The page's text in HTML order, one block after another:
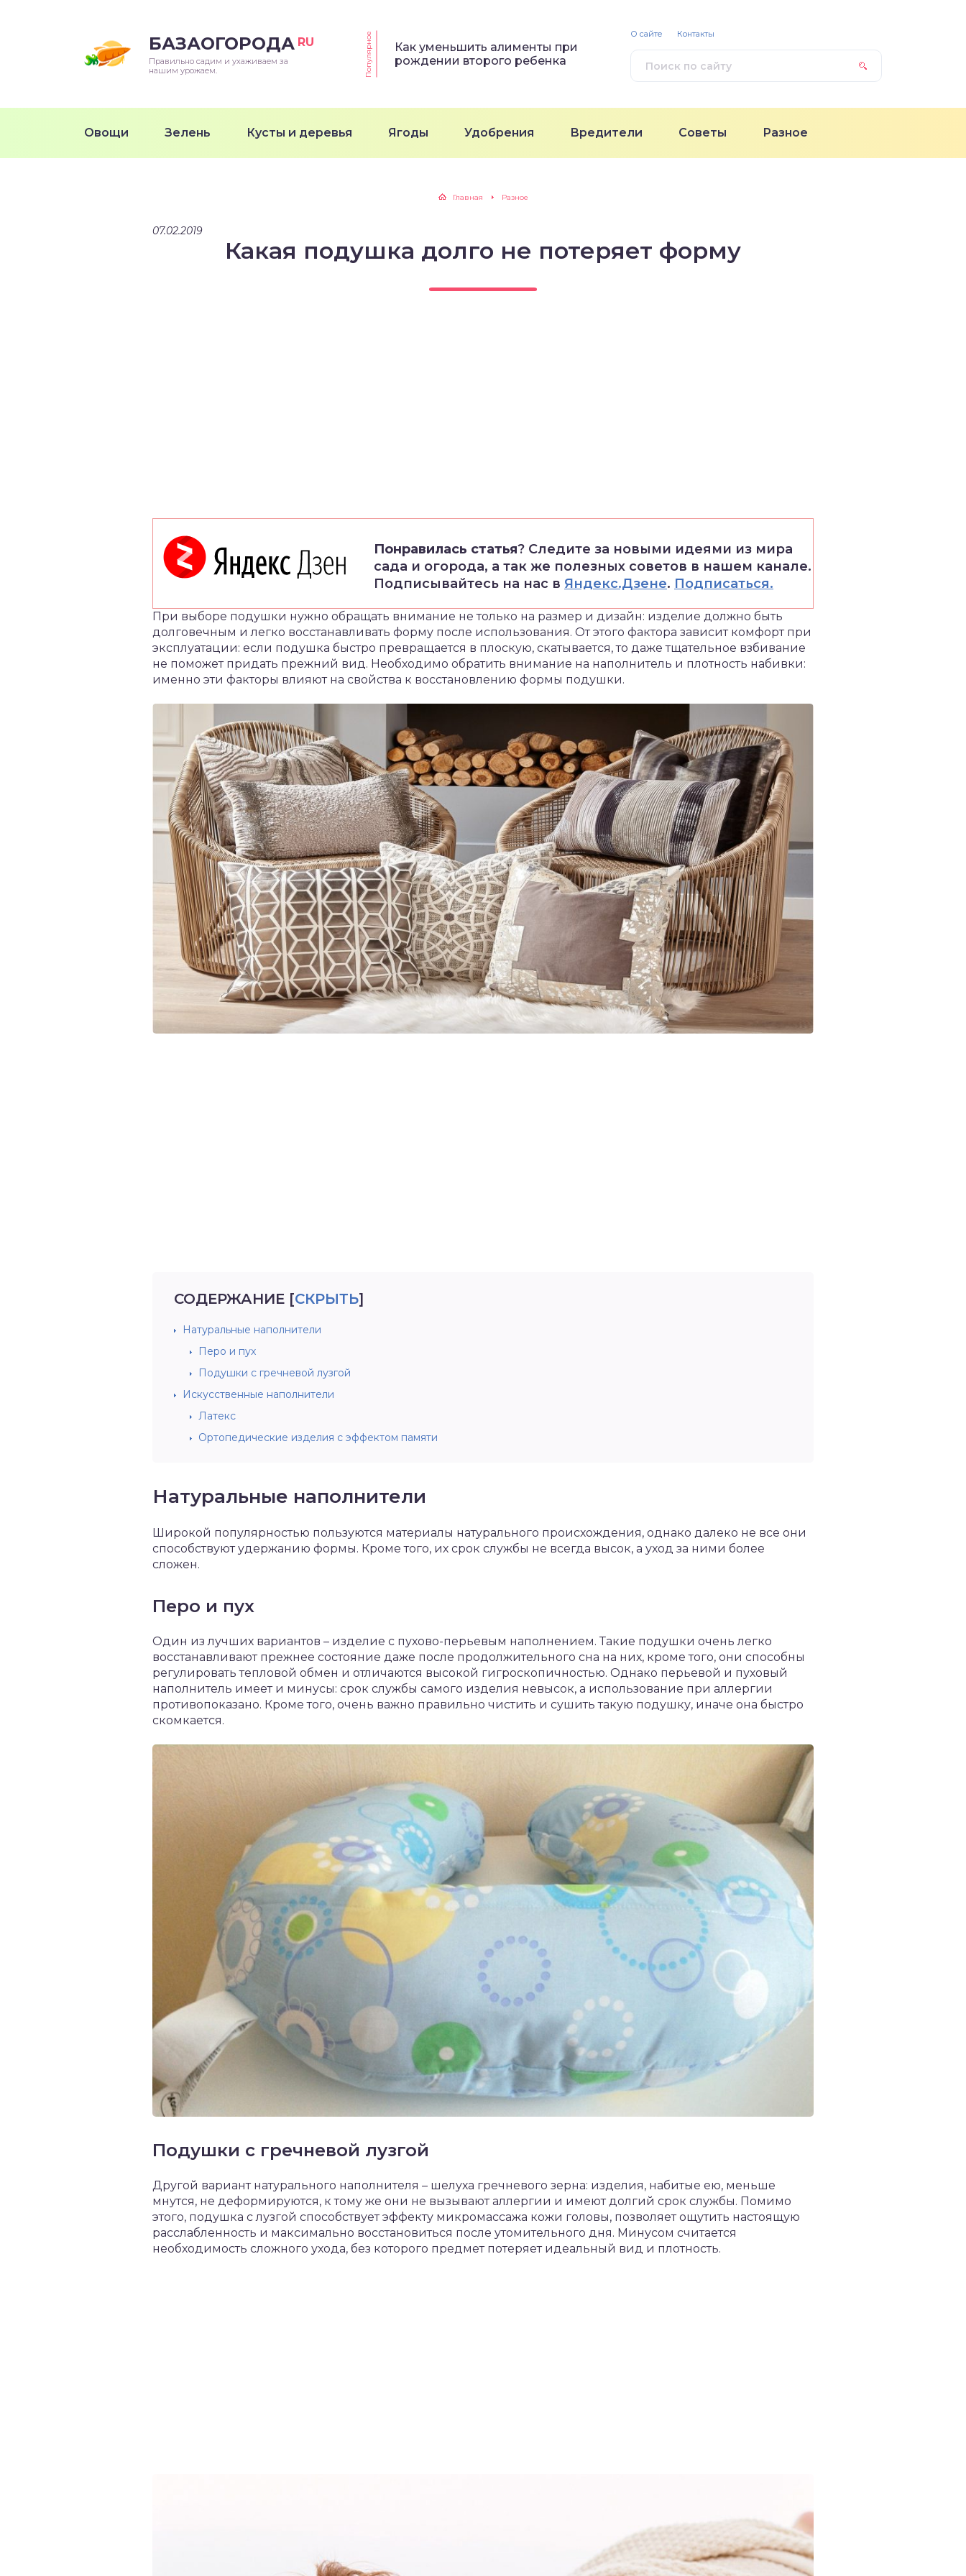
БАЗАОГОРОДА RU
Правильно садим и ухаживаем за
нашим урожаем.
Популярное
Как уменьшить алименты при
рождении второго ребенка
Овощи Зелень Кусты и деревья Ягоды Удобрения Вредители Советы Разное
О сайте Контакты
Главная Разное
07.02.2019
Какая подушка долго не потеряет форму
Понравилась статья? Следите за новыми идеями из мира
сада и огорода, а так же полезных советов в нашем канале.
Подписывайтесь на нас в Яндекс.Дзене. Подписаться.
При выборе подушки нужно обращать внимание не только на размер и дизайн: изделие должно быть
долговечным и легко восстанавливать форму после использования. От этого фактора зависит комфорт при
эксплуатации: если подушка быстро превращается в плоскую, скатывается, то даже тщательное взбивание
не поможет придать прежний вид. Необходимо обратить внимание на наполнитель и плотность набивки:
именно эти факторы влияют на свойства к восстановлению формы подушки.
СОДЕРЖАНИЕ [СКРЫТЬ]
Натуральные наполнители
Перо и пух
Подушки с гречневой лузгой
Искусственные наполнители
Латекс
Ортопедические изделия с эффектом памяти
Натуральные наполнители
Широкой популярностью пользуются материалы натурального происхождения, однако далеко не все они
способствуют удержанию формы. Кроме того, их срок службы не всегда высок, а уход за ними более
сложен.
Перо и пух
Один из лучших вариантов – изделие с пухово-перьевым наполнением. Такие подушки очень легко
восстанавливают прежнее состояние даже после продолжительного сна на них, кроме того, они способны
регулировать тепловой обмен и отличаются высокой гигроскопичностью. Однако перьевой и пуховый
наполнитель имеет и минусы: срок службы самого изделия невысок, а использование при аллергии
противопоказано. Кроме того, очень важно правильно чистить и сушить такую подушку, иначе она быстро
скомкается.
Подушки с гречневой лузгой
Другой вариант натурального наполнителя – шелуха гречневого зерна: изделия, набитые ею, меньше
мнутся, не деформируются, к тому же они не вызывают аллергии и имеют долгий срок службы. Помимо
этого, подушка с лузгой способствует эффекту микромассажа кожи головы, позволяет ощутить настоящую
расслабленность и максимально восстановиться после утомительного дня. Минусом считается
необходимость сложного ухода, без которого предмет потеряет идеальный вид и плотность.